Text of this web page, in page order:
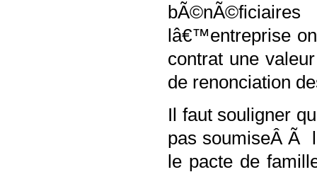
lâ€™entreprise
contrat une
de renonciation
Il faut souligner
pas soumiseÂ Ã
le pacte de